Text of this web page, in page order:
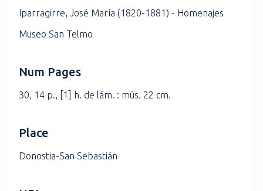
Iparragirre, José María (1820-1881) - Homenajes
Museo San Telmo
Num Pages
30, 14 p., [1] h. de lám. : mús. 22 cm.
Place
Donostia-San Sebastián